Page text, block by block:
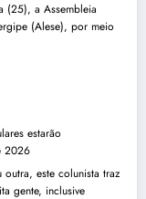
(25), a Assembleia
(Alese), por meio
estarão
2026
outra, este colunista traz
gente, inclusive